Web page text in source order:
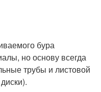
бура
но основу всегда
трубы и листовой